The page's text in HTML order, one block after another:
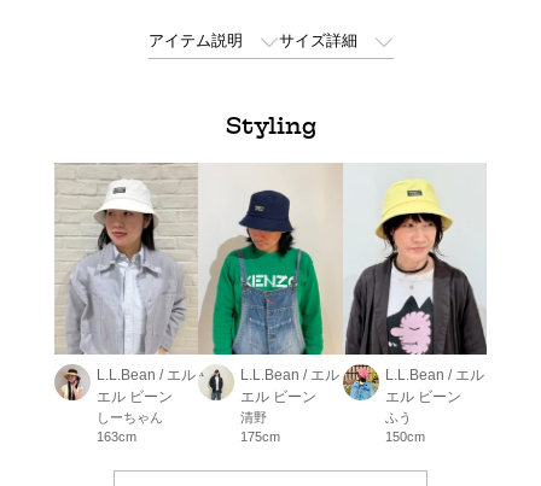
アイテム説明 サイズ詳細
Styling
L.L.Bean / エル
エル ビーン
しーちゃん
163cm
L.L.Bean / エル
エル ビーン
清野
175cm
L.L.Bean / エル
エル ビーン
ふう
150cm